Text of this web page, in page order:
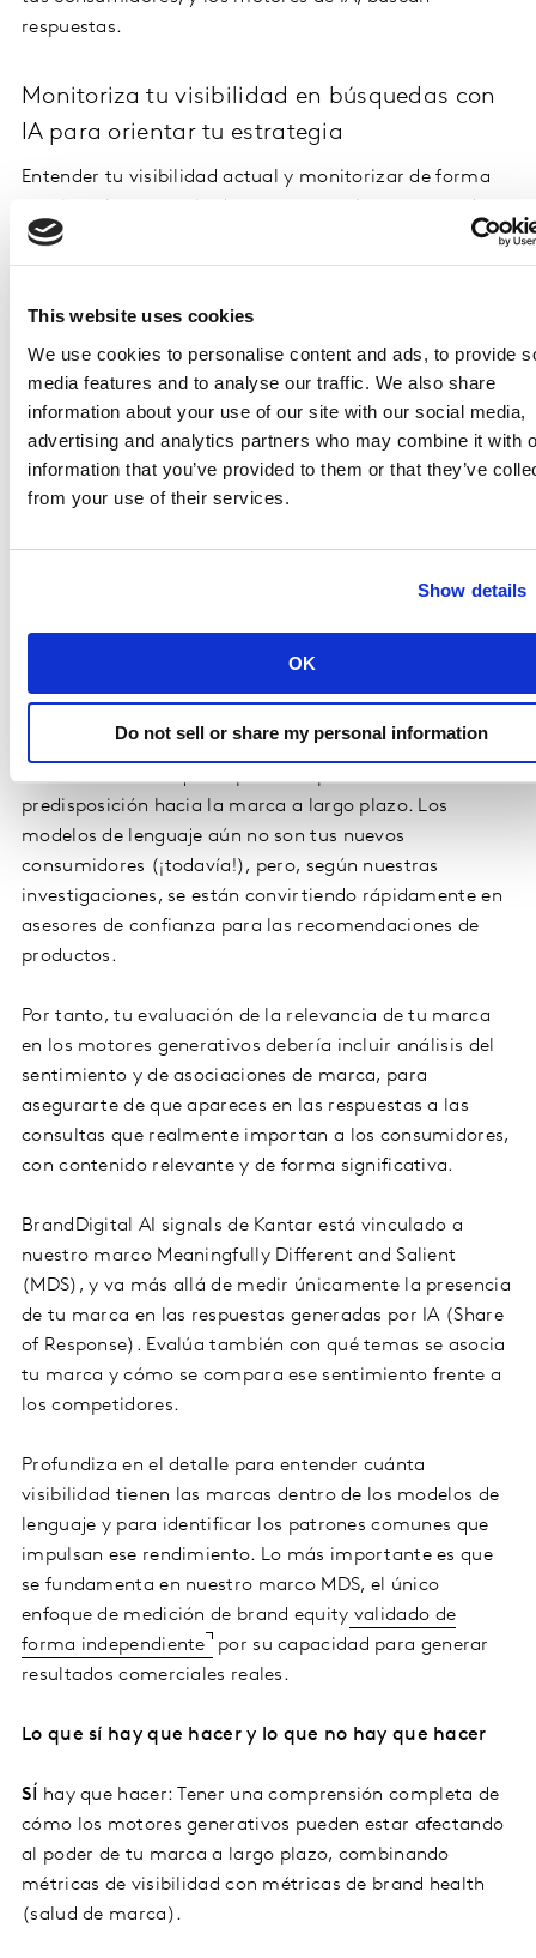
This website uses cookies
We use cookies to personalise content and ads, to provide
media features and to analyse our traffic. We also share
information about your use of our site with our social media,
advertising and analytics partners who may combine it with
information that you’ve provided to them or that they’ve
from your use of their services.
Show details
OK
Do not sell or share my personal information
respuestas.
Monitoriza tu visibilidad en búsquedas con
IA para orientar tu estrategia
Entender tu visibilidad actual y monitorizar de forma
búsqueda por IA es fundamental para definir tu
estrategia y asegurar su éxito. Nuestra investigación
por IA no es uniforme entre categorías; las marcas
necesitan contar con inteligencia de negocio eficaz
para tomar las decisiones adecuadas.
Los enfoques tradicionales de medición propios del
performance marketing ya no son suficientes. Las
métricas de tráfico han dejado de ser un indicador
visibilidad y la interacción probablemente cobrará más
Sin embargo, es importante que las marcas vayan más
entender realmente cómo su presencia en todos los
predisposición hacia la marca a largo plazo. Los
modelos de lenguaje aún no son tus nuevos
consumidores (¡todavía!), pero, según nuestras
investigaciones, se están convirtiendo rápidamente en
asesores de confianza para las recomendaciones de
productos.
Por tanto, tu evaluación de la relevancia de tu marca
en los motores generativos debería incluir análisis del
sentimiento y de asociaciones de marca, para
asegurarte de que apareces en las respuestas a las
consultas que realmente importan a los consumidores,
con contenido relevante y de forma significativa.
BrandDigital AI signals de Kantar está vinculado a
nuestro marco Meaningfully Different and Salient
(MDS), y va más allá de medir únicamente la presencia
de tu marca en las respuestas generadas por IA (Share
of Response). Evalúa también con qué temas se asocia
tu marca y cómo se compara ese sentimiento frente a
los competidores.
Profundiza en el detalle para entender cuánta
visibilidad tienen las marcas dentro de los modelos de
lenguaje y para identificar los patrones comunes que
impulsan ese rendimiento. Lo más importante es que
se fundamenta en nuestro marco MDS, el único
enfoque de medición de brand equity validado de
forma independiente por su capacidad para generar
resultados comerciales reales.
Lo que sí hay que hacer y lo que no hay que hacer
SÍ
hay que hacer: Tener una comprensión completa de
cómo los motores generativos pueden estar afectando
al poder de tu marca a largo plazo, combinando
métricas de visibilidad con métricas de brand health
(salud de marca).